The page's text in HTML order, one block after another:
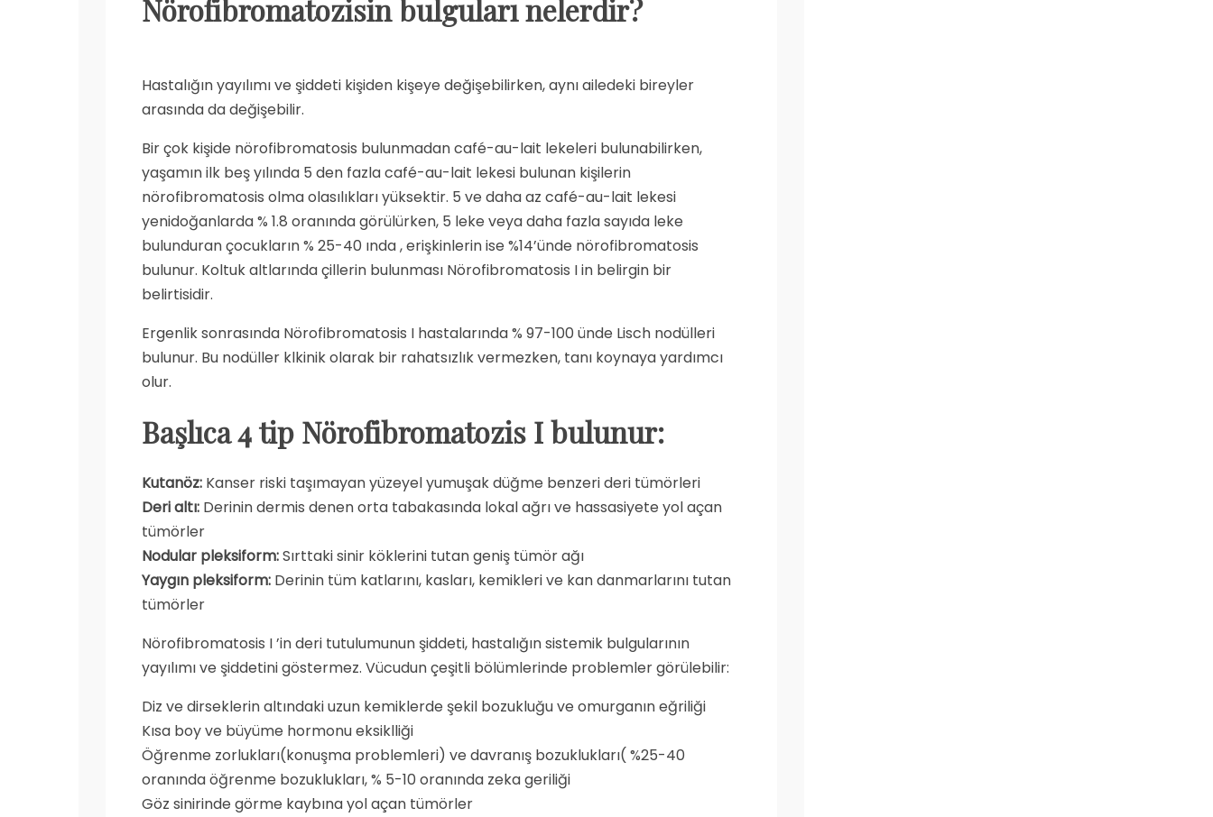
Nörofibromatozisin bulguları nelerdir?
Hastalığın yayılımı ve şiddeti kişiden kişeye değişebilirken, aynı ailedeki bireyler
arasında da değişebilir.
Bir çok kişide nörofibromatosis bulunmadan café-au-lait lekeleri bulunabilirken,
yaşamın ilk beş yılında 5 den fazla café-au-lait lekesi bulunan kişilerin
nörofibromatosis olma olasılıkları yüksektir. 5 ve daha az café-au-lait lekesi
yenidoğanlarda % 1.8 oranında görülürken, 5 leke veya daha fazla sayıda leke
bulunduran çocukların % 25-40 ında , erişkinlerin ise %14’ünde nörofibromatosis
bulunur. Koltuk altlarında çillerin bulunması Nörofibromatosis I in belirgin bir
belirtisidir.
Ergenlik sonrasında Nörofibromatosis I hastalarında % 97-100 ünde Lisch nodülleri
bulunur. Bu nodüller klkinik olarak bir rahatsızlık vermezken, tanı koynaya yardımcı
olur.
Başlıca 4 tip Nörofibromatozis I bulunur:
Kutanöz: Kanser riski taşımayan yüzeyel yumuşak düğme benzeri deri tümörleri
Deri altı: Derinin dermis denen orta tabakasında lokal ağrı ve hassasiyete yol açan
tümörler
Nodular pleksiform:Sırttaki sinir köklerini tutan geniş tümör ağı
Yaygın pleksiform: Derinin tüm katlarını, kasları, kemikleri ve kan danmarlarını tutan
tümörler
Nörofibromatosis I ’in deri tutulumunun şiddeti, hastalığın sistemik bulgularının
yayılımı ve şiddetini göstermez. Vücudun çeşitli bölümlerinde problemler görülebilir:
Diz ve dirseklerin altındaki uzun kemiklerde şekil bozukluğu ve omurganın eğriliği
Kısa boy ve büyüme hormonu eksiklliği
Öğrenme zorlukları(konuşma problemleri) ve davranış bozuklukları( %25-40
oranında öğrenme bozuklukları, % 5-10 oranında zeka geriliği
Göz sinirinde görme kaybına yol açan tümörler